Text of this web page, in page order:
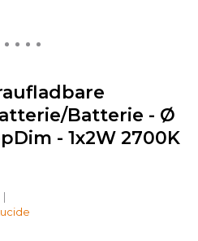
Batterie - Ø
- 1x2W 2700K